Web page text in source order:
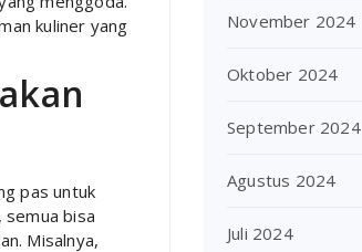
kuliner yang
pas untuk
semua bisa
Misalnya,
November 2024
Oktober 2024
September 2024
Agustus 2024
Juli 2024